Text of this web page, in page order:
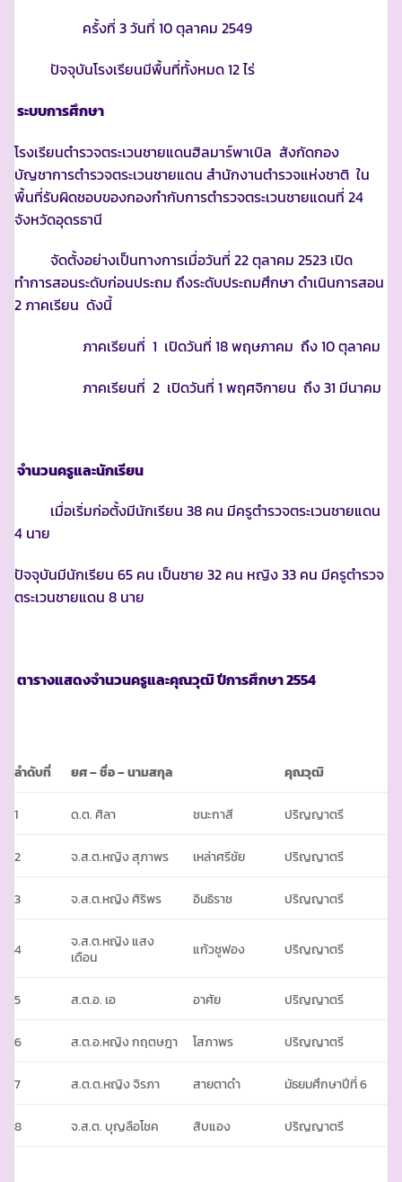
ครั้งที่ 3 วันที่ 10 ตุลาคม 2549
ปัจจุบันโรงเรียนมีพื้นที่ทั้งหมด 12 ไร่
ระบบการศึกษา
โรงเรียนตำรวจตระเวนชายแดนฮิลมาร์พาเบิล สังกัดกอง
บัญชาการตำรวจตระเวนชายแดน สำนักงานตำรวจแห่งชาติ ใน
พื้นที่รับผิดชอบของกองกำกับการตำรวจตระเวนชายแดนที่ 24
จังหวัดอุดรธานี
จัดตั้งอย่างเป็นทางการเมื่อวันที่ 22 ตุลาคม 2523 เปิด
ทำการสอนระดับก่อนประถม ถึงระดับประถมศึกษา ดำเนินการสอน
2 ภาคเรียน ดังนี้
ภาคเรียนที่ 1 เปิดวันที่ 18 พฤษภาคม ถึง 10 ตุลาคม
ภาคเรียนที่ 2 เปิดวันที่ 1 พฤศจิกายน ถึง 31 มีนาคม
จำนวนครูและนักเรียน
เมื่อเริ่มก่อตั้งมีนักเรียน 38 คน มีครูตำรวจตระเวนชายแดน
4 นาย
ปัจจุบันมีนักเรียน 65 คน เป็นชาย 32 คน หญิง 33 คน มีครูตำรวจ
ตระเวนชายแดน 8 นาย
ตารางแสดงจำนวนครูและคุณวุฒิ ปีการศึกษา2554
ลำดับที่ ยศ – ชื่อ – นามสกุล คุณวุฒิ
1 ด.ต. ศิลา ชนะกาสี ปริญญาตรี
2 จ.ส.ต.หญิง สุภาพร เหล่าศรีชัย ปริญญาตรี
3 จ.ส.ต.หญิง ศิริพร อินธิราช ปริญญาตรี
4
จ.ส.ต.หญิง แสง
เดือน
แก้วชูฟอง ปริญญาตรี
5 ส.ต.อ. เอ อาศัย ปริญญาตรี
6 ส.ต.อ.หญิง กฤตษฎา โสภาพร ปริญญาตรี
7 ส.ต.ต.หญิง จิรภา สายตาดำ มัธยมศึกษาปีที่ 6
8 จ.ส.ต. บุญลือโชค สิบแอง ปริญญาตรี